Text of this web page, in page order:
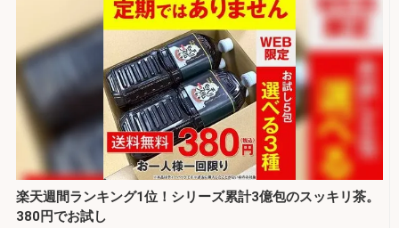
楽天週間ランキング1位！シリーズ累計3億包のスッキリ茶。
380円でお試し